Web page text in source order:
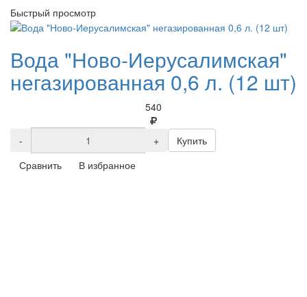
Быстрый просмотр
Вода "Ново-Иерусалимская"
негазированная 0,6 л. (12 шт)
540
- +
Купить
Сравнить
В избранное